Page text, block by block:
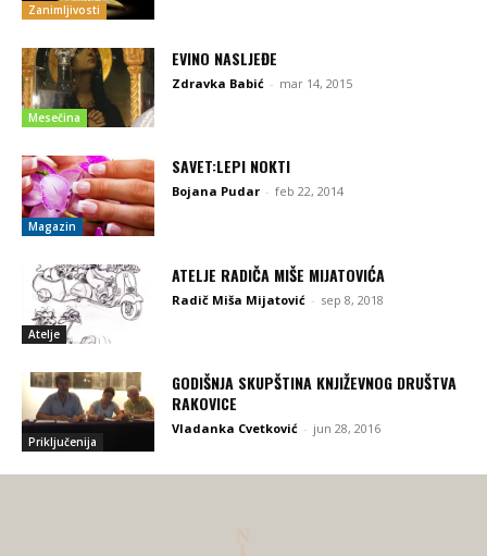
Zanimljivosti
Mesečina
EVINO NASLJEĐE
Zdravka Babić - mar 14, 2015
Magazin
SAVET:LEPI NOKTI
Bojana Pudar - feb 22, 2014
Atelje
ATELJE RADIČA MIŠE MIJATOVIĆA
Radič Miša Mijatović - sep 8, 2018
Priključenija
GODIŠNJA SKUPŠTINA KNJIŽEVNOG DRUŠTVA
RAKOVICE
Vladanka Cvetković - jun 28, 2016